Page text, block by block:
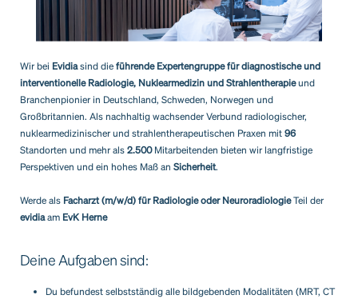
Wir bei Evidiasind die führende Expertengruppe für diagnostische und
interventionelle Radiologie, Nuklearmedizin und Strahlentherapieund
Branchenpionier in Deutschland, Schweden, Norwegen und
Großbritannien. Als nachhaltig wachsender Verbund radiologischer,
nuklearmedizinischer und strahlentherapeutischen Praxen mit 96
Standorten und mehr als 2.500Mitarbeitenden bieten wir langfristige
Perspektiven und ein hohes Maß an Sicherheit.
Werde als Facharzt (m/w/d) für Radiologie oder NeuroradiologieTeil der
evidiaam EvK Herne
Deine Aufgaben sind:
Du befundest selbstständig alle bildgebenden Modalitäten (MRT, CT